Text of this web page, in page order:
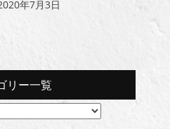
年7月3日
リー一覧